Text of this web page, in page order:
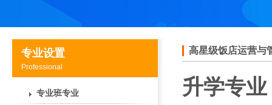
专业设置
Professional
专业班专业
高星级饭店运营与
升学专业